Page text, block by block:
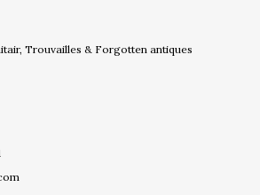
Trouvailles & Forgotten antiques